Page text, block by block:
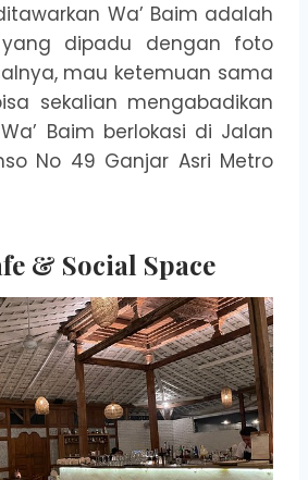
Wa’ Baim adalah
dipadu dengan foto
mau ketemuan sama
sekalian mengabadikan
Baim berlokasi di Jalan
No 49 Ganjar Asri Metro
& Social Space